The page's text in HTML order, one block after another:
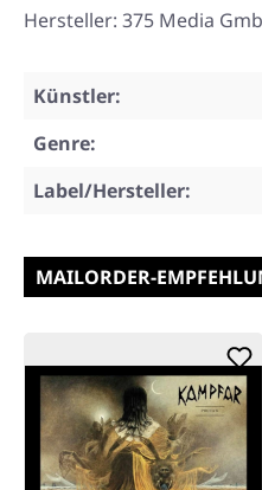
Hersteller: 375 Media
Künstler:
Genre:
Label/Hersteller:
MAILORDER-